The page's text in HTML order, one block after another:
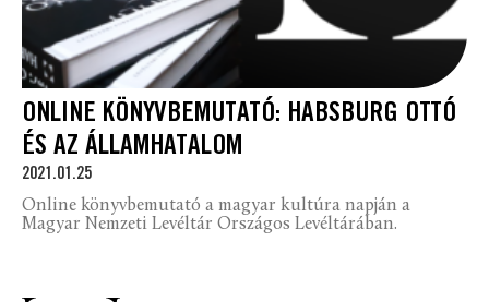
ONLINE KÖNYVBEMUTATÓ: HABSBURG OTTÓ
ÉS AZ ÁLLAMHATALOM
2021.01.25
Online könyvbemutató a magyar kultúra napján a
Magyar Nemzeti Levéltár Országos Levéltárában.